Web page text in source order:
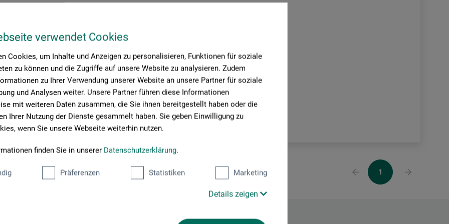
verwendet Cookies
Cookies, um Inhalte und Anzeigen zu personalisieren, Funktionen für soziale
zu können und die Zugriffe auf unsere Website zu analysieren. Zudem
zu Ihrer Verwendung unserer Website an unsere Partner für soziale
und Analysen weiter. Unsere Partner führen diese Informationen
mit weiteren Daten zusammen, die Sie ihnen bereitgestellt haben oder die
Ihrer Nutzung der Dienste gesammelt haben. Sie geben Einwilligung zu
wenn Sie unsere Webseite weiterhin nutzen.
finden Sie in unserer Datenschutzerklärung.
Präferenzen Statistiken Marketing
Details zeigen
pensler
DKK
1